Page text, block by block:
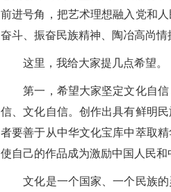
前进号角，把艺术理想融入党和
奋斗、振奋民族精神、陶冶高尚
这里，我给大家提几点希望。
第一，希望大家坚定文化自信
信、文化自信。创作出具有鲜明
者要善于从中华文化宝库中萃取
使自己的作品成为激励中国人民和
文化是一个国家、一个民族的